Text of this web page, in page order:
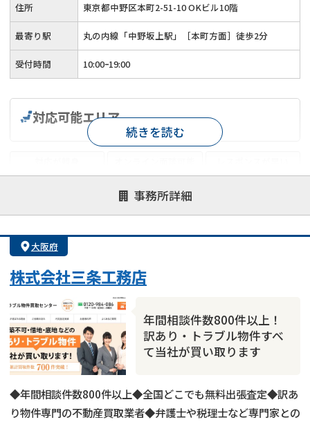
住所 東京都中野区本町2-51-10 OKビル10階
最寄り駅 丸の内線「中野坂上駅」［本町方面］徒歩2分
受付時間 10:00ｰ19:00
事務所詳細
対応可能エリア
士業連携有り
続きを読む
大阪府
株式会社三条工務店
年間相談件数800件以上！
訳あり・トラブル物件すべ
て当社が買い取ります
◆年間相談件数800件以上◆全国どこでも無料出張査定◆訳あ
り物件専門の不動産買取業者◆弁護士や税理士など専門家との